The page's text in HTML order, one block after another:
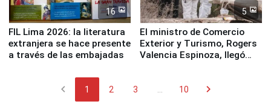
16
FIL Lima 2026: la literatura
extranjera se hace presente
a través de las embajadas
5
El ministro de Comercio
Exterior y Turismo, Rogers
Valencia Espinoza, llegó
chevron_left 1 2 3 10 chevron_right